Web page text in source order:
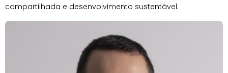
compartilhada e desenvolvimento sustentável.